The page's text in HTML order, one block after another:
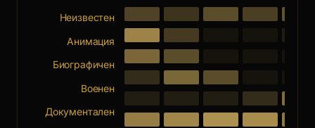
Неизвестен
Анимация
Биографичен
Военен
Документален